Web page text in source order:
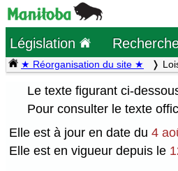
Législation
★ Réorganisation du site ★
Le texte figurant ci-
Pour consulter le texte
Elle est à jour en date du 4
Elle est en vigueur depuis le